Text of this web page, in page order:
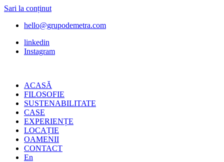
Sari la conținut
hello@grupodemetra.com
linkedin
Instagram
ACASĂ
FILOSOFIE
SUSTENABILITATE
CASE
EXPERIENȚE
LOCAȚIE
OAMENII
CONTACT
En